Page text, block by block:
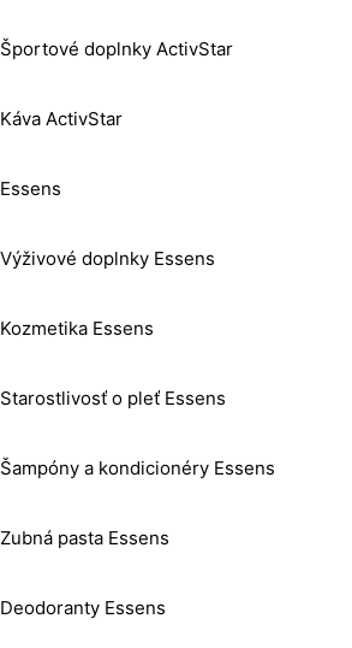
Športové doplnky ActivStar
Káva ActivStar
Essens
Výživové doplnky Essens
Kozmetika Essens
Starostlivosť o pleť Essens
Šampóny a kondicionéry Essens
Zubná pasta Essens
Deodoranty Essens